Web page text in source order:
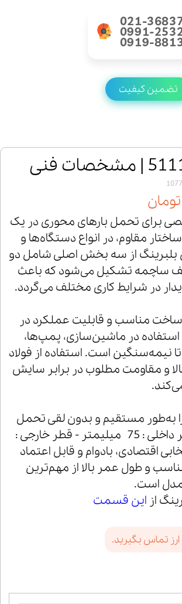
021-
0991-
0919-
تضمین کیفیت
بلبرینگ تخصصی برای تحمل بارهای محوری در یک
مقاوم، در انواع دستگاه‌ها و
بلبرینگ از سه بخش اصلی شامل دو
ساچمه تشکیل می‌شود که باعث
در شرایط کاری مختلف می‌گردد.
دقت ساخت مناسب و قابلیت عملکرد در
در ماشین‌سازی، پمپ‌ها،
نیمه‌سنگین است. استفاده از فولاد
و مقاومت مطلوب در برابر سایش
را به‌طور مستقیم و بدون لقی تحمل
کند، بلبرینگ کف گرد 51115 با ابعاد (قطر داخلی : 75 میلیمتر - قطر خارجی :
: 19 میلیمتر) انتخابی اقتصادی، بادوام و قابل اعتماد
و طول عمر بالا از مهم‌ترین
است.
از این قسمت
تماس بگیرید.